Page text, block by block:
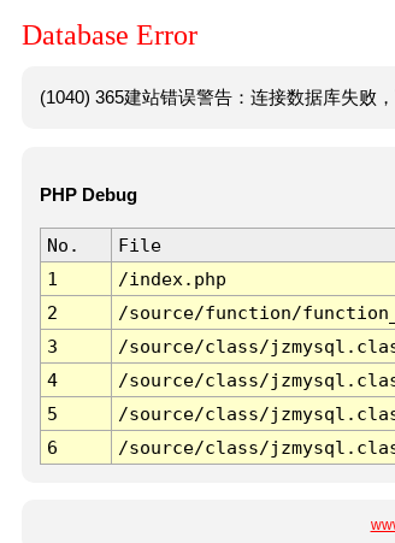
Database Error
(1040) 365建站错误警告：连接数据库失败
PHP Debug
No. File
1
/index.php
2
/source/function/
3
/source/class/
4
/source/class/
5
/source/class/
6
/source/class/